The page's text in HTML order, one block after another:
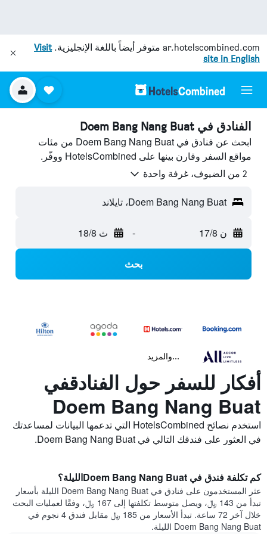
ar.hotelscombined.com متوفر أيضاً باللغة الإنجليزية.Visit
site in English
الفنادق في Doem Bang Nang Buat
ابحث عن فنادق في Doem Bang Nang Buat من مئات
مواقع السفر وقارن بينها على HotelsCombined ووفّر.
2 من الضيوف، غرفة واحدة
Doem Bang Nang Buat، تايلاند
ن 17/8 - ث 18/8
بحث
...والمزيد
أفكار للسفر حول الفنادقفي
Doem Bang Nang Buat
استخدم نصائح HotelsCombined التي تدعمها البيانات لمساعدتك
في العثور على فندقك التالي في Doem Bang Nang Buat.
كم تكلفة فندق في Doem Bang Nang Buatالليلة؟
عثر المستخدمون على فنادق في Doem Bang Nang Buat الليلة بأسعار
تبدأ من 143 ﷼، ويصل متوسط تكلفتها إلى 167 ﷼، وفقًا لعمليات البحث
خلال آخر 72 ساعة. تبدأ الأسعار من 185 ﷼ مقابل فندق 4 نجوم في
Doem Bang Nang Buat الليلة.